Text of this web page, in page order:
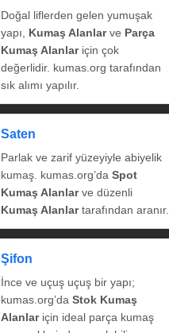
Doğal liflerden gelen yumuşak
yapı, Kumaş Alanlarve Parça
Kumaş Alanlariçin çok
değerlidir. kumas.org tarafından
sık alımı yapılır.
Saten
Parlak ve zarif yüzeyiyle abiyelik
kumaş. kumas.org’da Spot
Kumaş Alanlarve düzenli
Kumaş Alanlartarafından aranır.
Şifon
İnce ve uçuş uçuş bir yapı;
kumas.org’da Stok Kumaş
Alanlariçin ideal parça kumaş